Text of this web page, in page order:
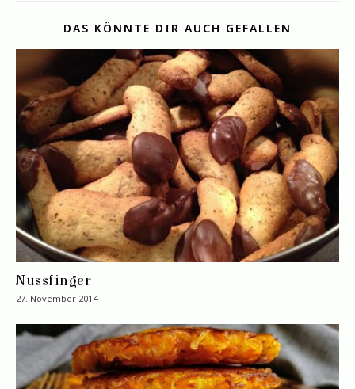
DAS KÖNNTE DIR AUCH GEFALLEN
Nussfinger
27. November 2014